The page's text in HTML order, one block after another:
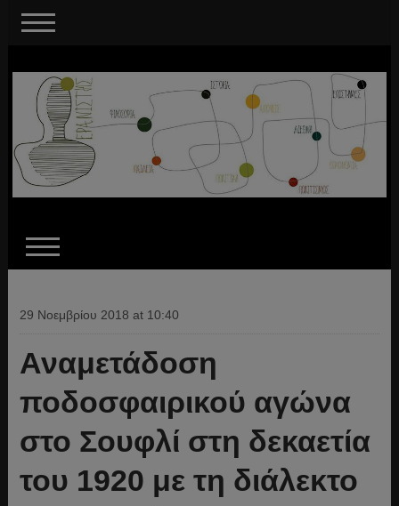
29 Νοεμβρίου 2018 at 10:40
Αναμετάδοση
ποδοσφαιρικού αγώνα
στο Σουφλί στη δεκαετία
του 1920 με τη διάλεκτο